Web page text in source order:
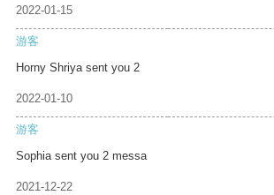
2022-01-15
游客
Horny Shriya sent you 2
2022-01-10
游客
Sophia sent you 2 messa
2021-12-22